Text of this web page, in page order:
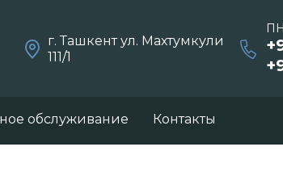
г. Ташкент ул. Махтумкули
111/1
обслуживание Контакты